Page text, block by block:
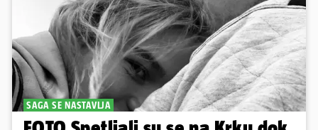
SAGA SE NASTAVLJA